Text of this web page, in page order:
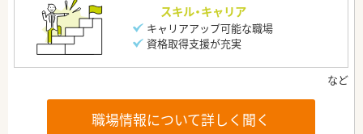
スキル・キャリア
キャリアアップ可能な職場
資格取得支援が充実
職場情報について詳しく聞く